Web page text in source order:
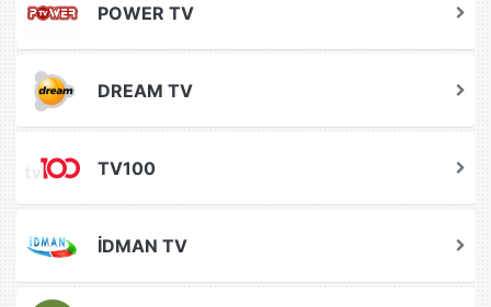
POWER TV
DREAM TV
TV100
İDMAN TV